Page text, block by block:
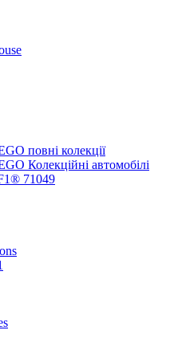
повні колекції
Колекційні автомобілі
71049